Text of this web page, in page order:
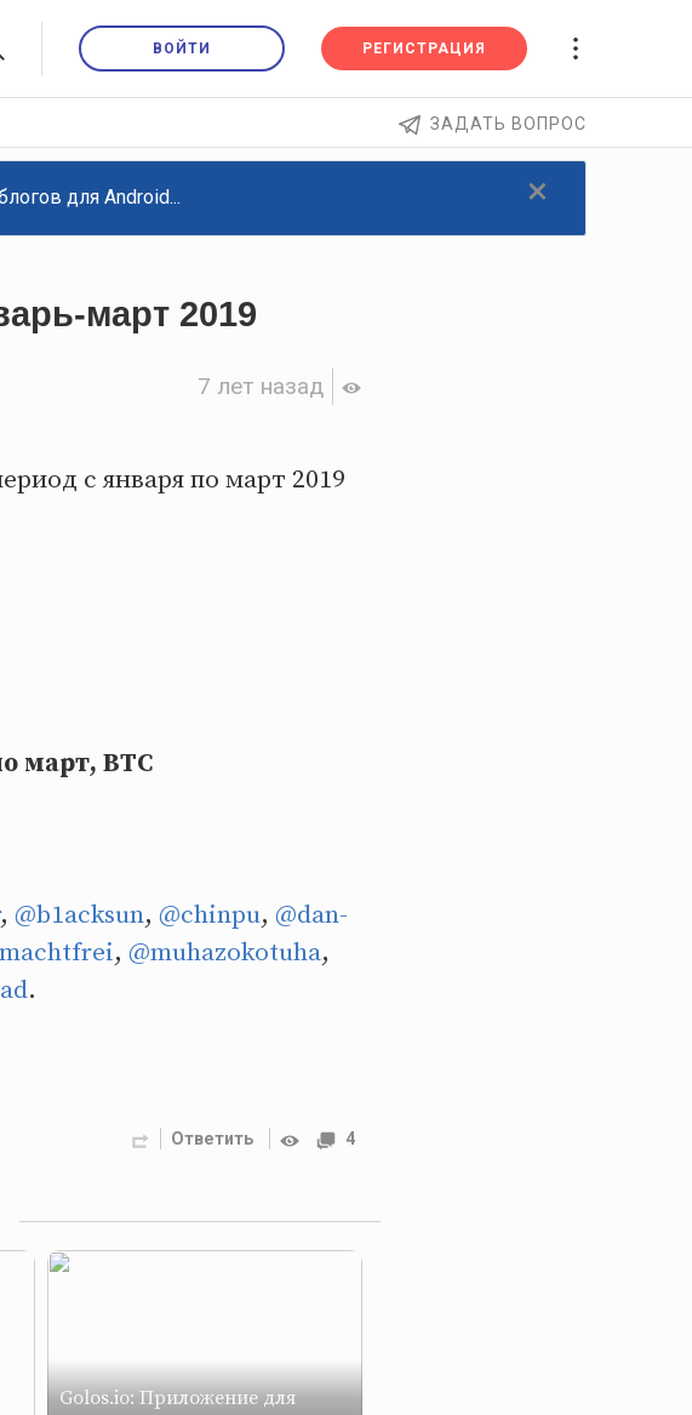
ВОЙТИ РЕГИСТРАЦИЯ
ЗАДАТЬ ВОПРОС
×
для Android...
март 2019
7 лет назад
с января по март 2019
март, BTC
, @b1acksun, @chinpu, @dan-
, @muhazokotuha,
.
Ответить 4
Golos.io: Приложение для